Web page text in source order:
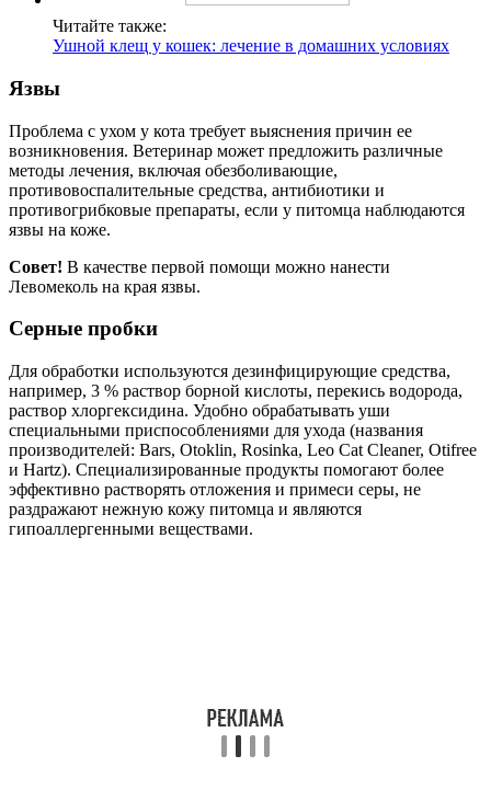
Читайте также:
Ушной клещ у кошек: лечение в домашних условиях
Язвы
Проблема с ухом у кота требует выяснения причин ее
возникновения. Ветеринар может предложить различные
методы лечения, включая обезболивающие,
противовоспалительные средства, антибиотики и
противогрибковые препараты, если у питомца наблюдаются
язвы на коже.
Совет! В качестве первой помощи можно нанести
Левомеколь на края язвы.
Серные пробки
Для обработки используются дезинфицирующие средства,
например, 3 % раствор борной кислоты, перекись водорода,
раствор хлоргексидина. Удобно обрабатывать уши
специальными приспособлениями для ухода (названия
производителей: Bars, Otoklin, Rosinka, Leo Cat Cleaner, Otifree
и Hartz). Специализированные продукты помогают более
эффективно растворять отложения и примеси серы, не
раздражают нежную кожу питомца и являются
гипоаллергенными веществами.